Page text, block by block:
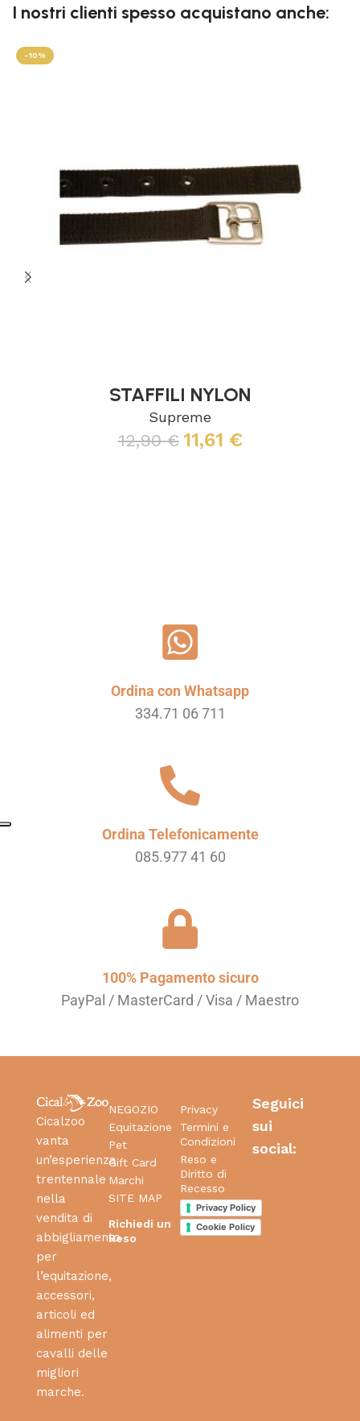
I nostri clienti spesso acquistano anche:
-10%
STAFFILI NYLON
Supreme
12,90€ 11,61 €
Ordina con Whatsapp
334.71 06 711
Ordina Telefonicamente
085.977 41 60
100% Pagamento sicuro
PayPal / MasterCard / Visa / Maestro
Cicalzoo
vanta
un’esperienza
trentennale
nella
vendita di
abbigliamento
per
l’equitazione,
accessori,
articoli ed
alimenti per
cavalli delle
migliori
marche.
NEGOZIO
Equitazione
Pet
Gift Card
Marchi
SITE MAP
Richiedi un
Reso
Privacy
Termini e
Condizioni
Reso e
Diritto di
Recesso
Privacy Policy
Cookie Policy
Seguici
sui
social: